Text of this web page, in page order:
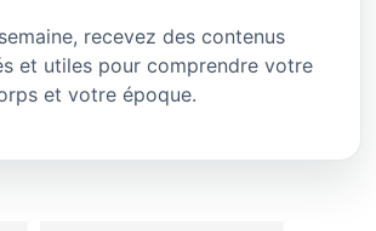
recevez des contenus
et utiles pour comprendre votre
et votre époque.